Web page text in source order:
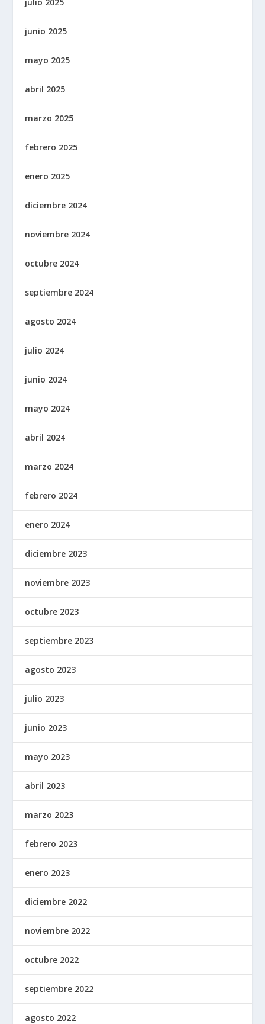
junio 2025
mayo 2025
abril 2025
marzo 2025
febrero 2025
enero 2025
diciembre 2024
noviembre 2024
octubre 2024
septiembre 2024
agosto 2024
julio 2024
junio 2024
mayo 2024
abril 2024
marzo 2024
febrero 2024
enero 2024
diciembre 2023
noviembre 2023
octubre 2023
septiembre 2023
agosto 2023
julio 2023
junio 2023
mayo 2023
abril 2023
marzo 2023
febrero 2023
enero 2023
diciembre 2022
noviembre 2022
octubre 2022
septiembre 2022
agosto 2022